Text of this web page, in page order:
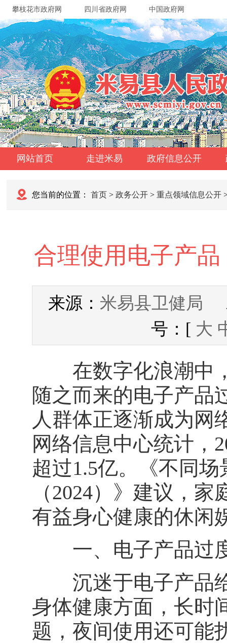
攀枝花市政府网 四川省政府网 中国政府网
网站首页 走进米易 政府信息公开
您当前的位置： 首页 > 政务公开 > 重点领域信息公开
合理使用电子产
来源： 米易县卫健局
号：[ 大
在数字化浪潮中，
随之而来的电子产品
人群体正逐渐成为网
网络信息中心统计，
超过1.5亿。《不同
（2024）》建议，
有益身心健康的休闲
一、电子产品过
沉迷于电子产品给
身体健康方面，长时
题，夜间使用还可能